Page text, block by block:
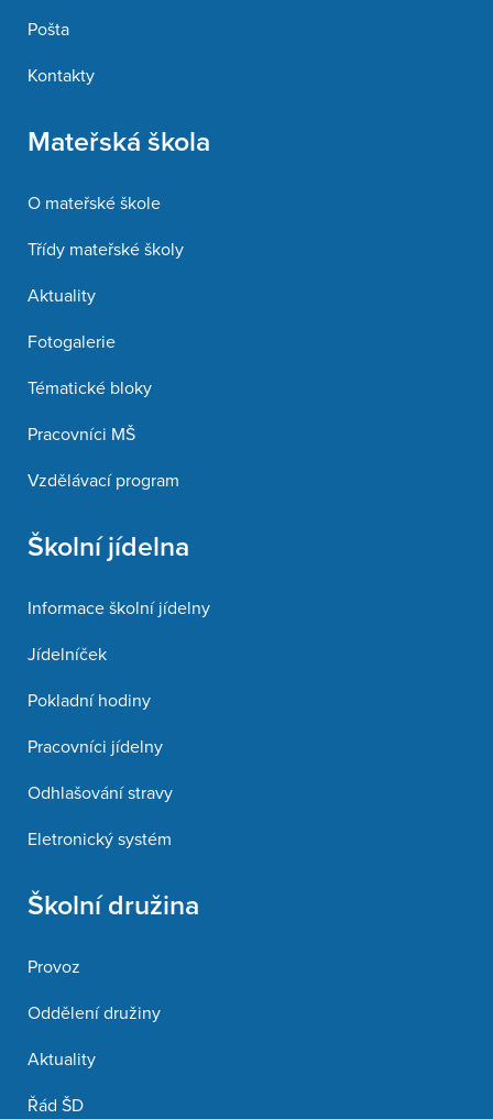
Pošta
Kontakty
Mateřská škola
O mateřské škole
Třídy mateřské školy
Aktuality
Fotogalerie
Tématické bloky
Pracovníci MŠ
Vzdělávací program
Školní jídelna
Informace školní jídelny
Jídelníček
Pokladní hodiny
Pracovníci jídelny
Odhlašování stravy
Eletronický systém
Školní družina
Provoz
Oddělení družiny
Aktuality
Řád ŠD